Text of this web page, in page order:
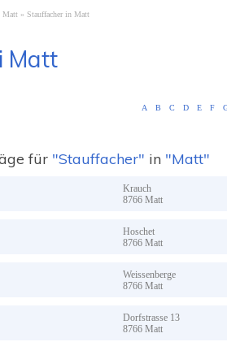
Matt Stauffacher in Matt
Matt
A B C D E F
für "Stauffacher" in "Matt"
Krauch
8766 Matt
Hoschet
8766 Matt
Weissenberge
8766 Matt
Dorfstrasse 13
8766 Matt